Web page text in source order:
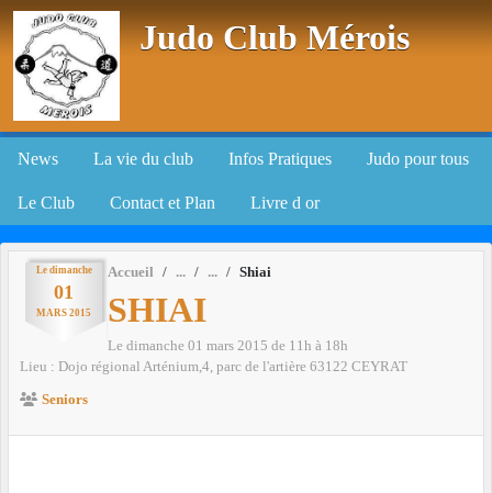
Judo Club Mérois
News La vie du club Infos Pratiques Judo pour tous
Le Club Contact et Plan Livre d or
Le dimanche
01
MARS 2015
Accueil Shiai
SHIAI
Le dimanche 01 mars 2015 de 11h à 18h
Lieu : Dojo régional Arténium,4, parc de l'artière 63122 CEYRAT
Seniors
Panneau de gestion des cookies